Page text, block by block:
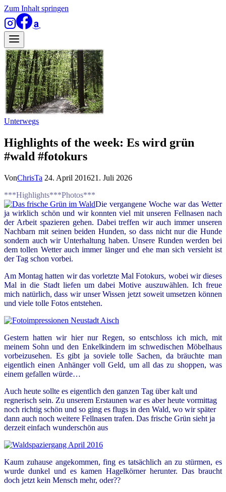
Zum Inhalt springen
Unterwegs
Highlights of the week: Es wird grün
#wald #fotokurs
VonChrisTa 24. April 201621. Juli 2026
***Highlights***Photos***
Die vergangene Woche war das Wetter
ja wirklich schön und wir konnten viel mit unseren Fellnasen nach
der Arbeit spazieren gehen. Dabei treffen wir auch immer unseren
Nachbarn mit seinen beiden Hunden, so dass nicht nur die Hunde
sondern auch wir Unterhaltung haben. Unsere Runden werden bei
dem tollen Wetter auch immer länger und ehe man sich versieht ist
der Tag schon vorbei.
Am Montag hatten wir das vorletzte Mal Fotokurs, wobei wir dieses
Mal in die Stadt liefen um dabei Motive auszuwählen. Ich freue
mich natürlich, dass wir unser Wissen jetzt soweit umsetzen können
und viele tolle Fotos entstehen.
Gestern hatten wir hier nur Regen, so entschloss ich mich, mit
meinem Sohn und den Enkelkindern im schwedischen Möbelhaus
vorbeizusehen. Es gibt ja soviele tolle Sachen, da bräuchte man
eigentlich einen Anhänger voll Geld, um all das zu shoppen, was
einem gefallen würde…
Auch heute sollte es eigentlich den ganzen Tag über kalt und
regnerisch sein. Zu unserem Erstaunen war es aber heute vormittag
noch richtig schön und so ging es flugs in den Wald, wo wir später
dann auch noch weitere Fellnasen trafen. Das frische Grün sieht ja
derzeit einfach wunderschön aus
Kaum zuhause angekommen, fing es tatsächlich an zu stürmen, es
wurde dunkel und es kamen Hagelkörner herunter. Das braucht
doch jetzt kein Mensch mehr, oder??